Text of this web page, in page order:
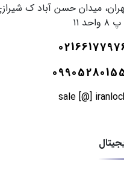
میدان حسن آباد ک
۱۱
sale [@]